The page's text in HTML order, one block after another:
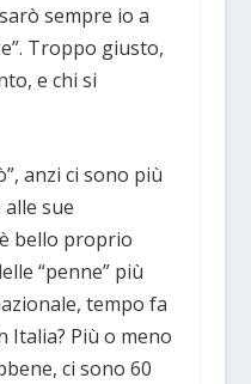
sempre io a
Troppo giusto,
e chi si
anzi ci sono più
sue
bello proprio
“penne” più
tempo fa
Italia? Più o meno
ci sono 60